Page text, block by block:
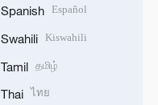
Spanish Español
Swahili Kiswahili
Tamil தமிழ்
Thai ไทย